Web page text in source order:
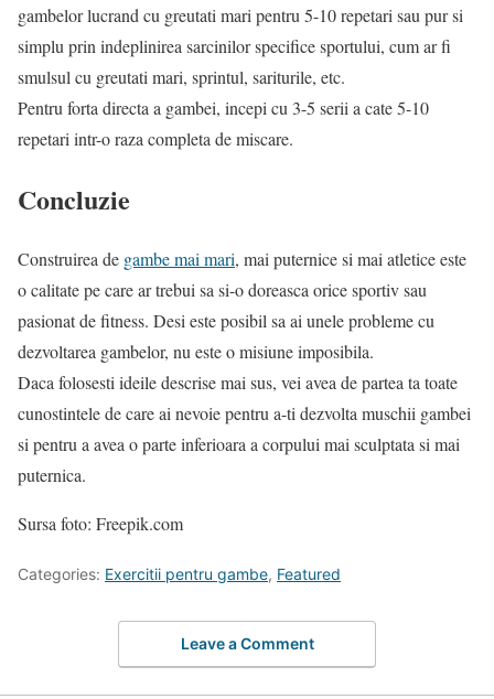
gambelor lucrand cu greutati mari pentru 5-10 repetari sau pur si
simplu prin indeplinirea sarcinilor specifice sportului, cum ar fi
smulsul cu greutati mari, sprintul, sariturile, etc.
Pentru forta directa a gambei, incepi cu 3-5 serii a cate 5-10
repetari intr-o raza completa de miscare.
Concluzie
Construirea de gambe mai mari, mai puternice si mai atletice este
o calitate pe care ar trebui sa si-o doreasca orice sportiv sau
pasionat de fitness. Desi este posibil sa ai unele probleme cu
dezvoltarea gambelor, nu este o misiune imposibila.
Daca folosesti ideile descrise mai sus, vei avea de partea ta toate
cunostintele de care ai nevoie pentru a-ti dezvolta muschii gambei
si pentru a avea o parte inferioara a corpului mai sculptata si mai
puternica.
Sursa foto: Freepik.com
Categories: Exercitii pentru gambe, Featured
Leave a Comment